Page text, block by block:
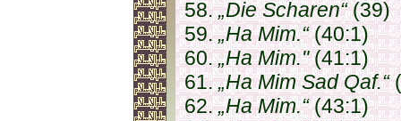
58.„Die Scharen“(39)
59.„Ha Mim.“(40:1)
60.„Ha Mim."(41:1)
61.„Ha Mim Sad Qaf.“
62.„Ha Mim.“(43:1)